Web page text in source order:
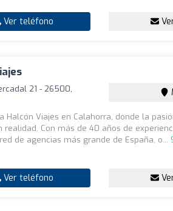
Ver teléfono
21 - 26500,
Halcón Viajes en Calahorra, donde la
realidad. Con más de 40 años de
de agencias más grande de España, o...
Ver teléfono